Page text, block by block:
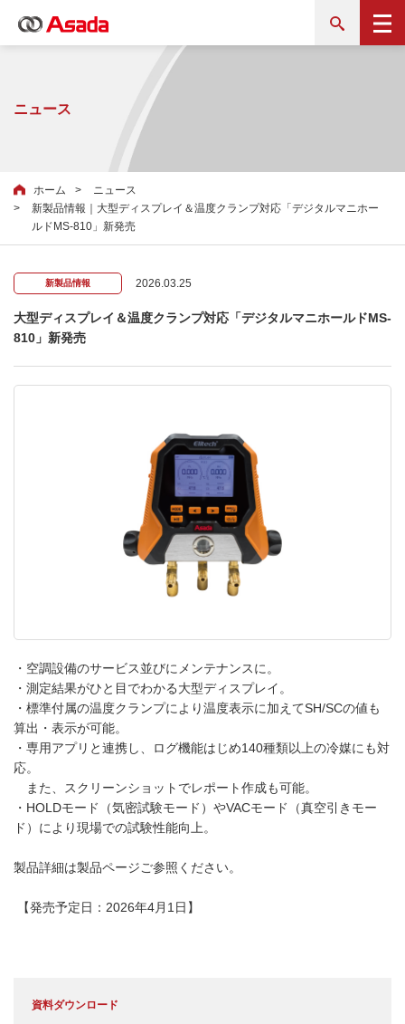
ニュース
ホーム
ニュース
新製品情報｜大型ディスプレイ＆温度クランプ対応「デジタルマニホー
ルドMS-810」新発売
新製品情報 2026.03.25
大型ディスプレイ＆温度クランプ対応「デジタルマニホールドMS-
810」新発売
・空調設備のサービス並びにメンテナンスに。
・測定結果がひと目でわかる大型ディスプレイ。
・標準付属の温度クランプにより温度表示に加えてSH/SCの値も
算出・表示が可能。
・専用アプリと連携し、ログ機能はじめ140種類以上の冷媒にも対
応。
また、スクリーンショットでレポート作成も可能。
・HOLDモード（気密試験モード）やVACモード（真空引きモー
ド）により現場での試験性能向上。
製品詳細は製品ページご参照ください。
【発売予定日：2026年4月1日】
資料ダウンロード